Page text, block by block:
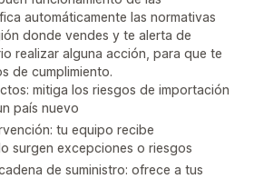
automáticamente las normativas
donde vendes y te alerta de
realizar alguna acción, para que te
de cumplimiento.
mitiga los riesgos de importación
país nuevo
tu equipo recibe
surgen excepciones o riesgos
de suministro: ofrece a tus